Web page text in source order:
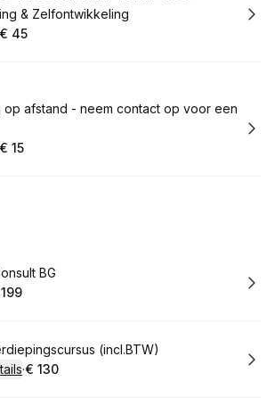
& Zelfontwikkeling
.Prijs:
€ 45
op afstand - neem contact op voor een
.Prijs:
€ 15
BG
(incl.BTW)
·
.Prijs:
€ 130